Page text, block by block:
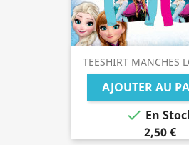
TEESHIRT MANCHES
AJOUTER AU
 En
2,50 €